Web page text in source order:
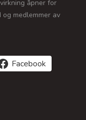
åpner for
medlemmer av
Facebook